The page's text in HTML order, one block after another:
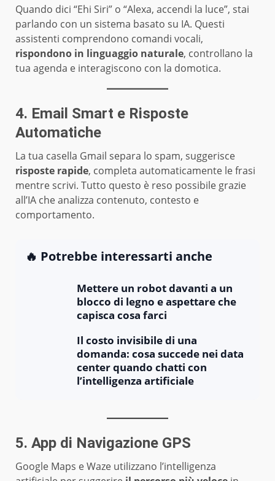
Quando dici “Ehi Siri” o “Alexa, accendi la luce”, stai
parlando con un sistema basato su IA. Questi
assistenti comprendono comandi vocali,
rispondono in linguaggio naturale, controllano la
tua agenda e interagiscono con la domotica.
4. Email Smart e Risposte
Automatiche
La tua casella Gmail separa lo spam, suggerisce
risposte rapide, completa automaticamente le frasi
mentre scrivi. Tutto questo è reso possibile grazie
all’IA che analizza contenuto, contesto e
comportamento.
🔥 Potrebbe interessarti anche
Mettere un robot davanti a un
blocco di legno e aspettare che
capisca cosa farci
Il costo invisibile di una
domanda: cosa succede nei data
center quando chatti con
l’intelligenza artificiale
5. App di Navigazione GPS
Google Maps e Waze utilizzano l’intelligenza